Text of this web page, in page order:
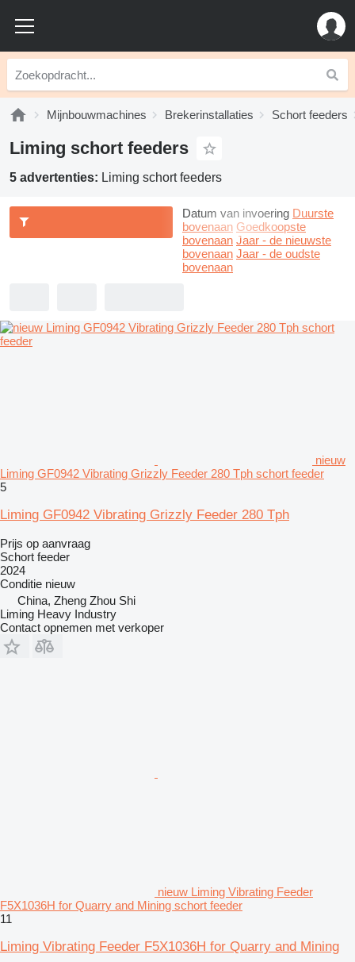
Mijnbouwmachines Brekerinstallaties Schort feeders
Liming schort feeders
5 advertenties: Liming schort feeders
Datum van invoering Duurste
bovenaan Goedkoopste
bovenaan Jaar - de nieuwste
bovenaan Jaar - de oudste
bovenaan
nieuw
Liming GF0942 Vibrating Grizzly Feeder 280 Tph schort feeder
5
Liming GF0942 Vibrating Grizzly Feeder 280 Tph
Prijs op aanvraag
Schort feeder
2024
Conditie nieuw
China, Zheng Zhou Shi
Liming Heavy Industry
Contact opnemen met verkoper
nieuw Liming Vibrating Feeder
F5X1036H for Quarry and Mining schort feeder
11
Liming Vibrating Feeder F5X1036H for Quarry and Mining